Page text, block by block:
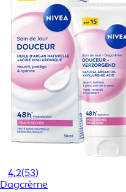
4,2(53)
Dagcrème